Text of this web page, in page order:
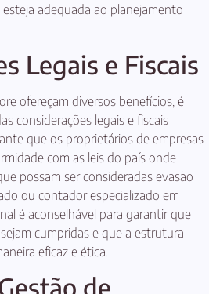
adequada ao planejamento
Legais e Fiscais
ofereçam diversos benefícios, é
considerações legais e fiscais
que os proprietários de empresas
com as leis do país onde
possam ser consideradas evasão
ou contador especializado em
é aconselhável para garantir que
cumpridas e que a estrutura
eficaz e ética.
de